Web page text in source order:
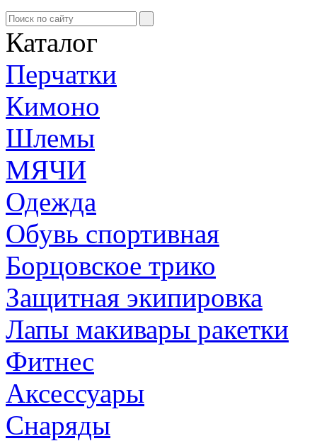
Каталог
Перчатки
Кимоно
Шлемы
МЯЧИ
Одежда
Обувь спортивная
Борцовское трико
Защитная экипировка
Лапы макивары ракетки
Фитнес
Аксессуары
Снаряды